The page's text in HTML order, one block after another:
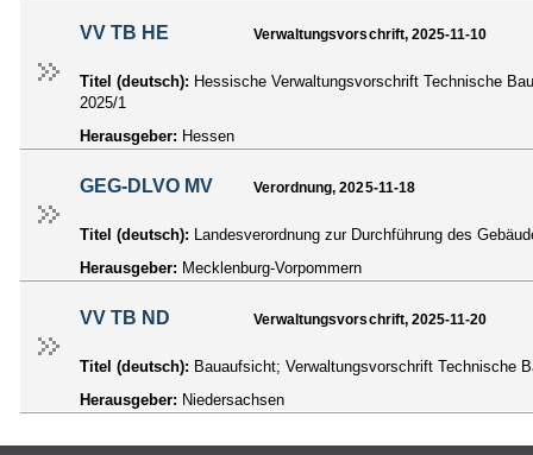
VV TB HE Verwaltungsvorschrift, 2025-11-10
Titel (deutsch): Hessische Verwaltungsvorschrift Technische
2025/1
Herausgeber: Hessen
GEG-DLVO MV Verordnung, 2025-11-18
Titel (deutsch): Landesverordnung zur Durchführung des
Herausgeber: Mecklenburg-Vorpommern
VV TB ND Verwaltungsvorschrift, 2025-11-20
Titel (deutsch): Bauaufsicht; Verwaltungsvorschrift Technische
Herausgeber: Niedersachsen